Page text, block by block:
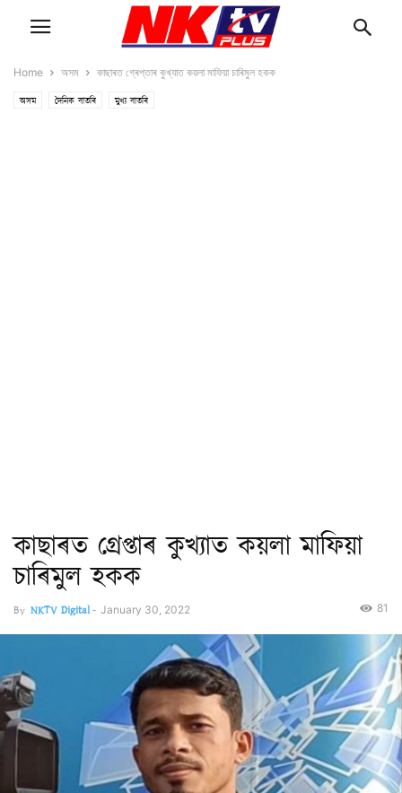
Home অসম কাছাৰত গ্ৰেপ্তাৰ কুখ্যাত কয়লা মাফিয়া চাৰিমুল হকক
অসম দৈনিক বাতৰি মুখ্য বাতৰি
কাছাৰত গ্ৰেপ্তাৰ কুখ্যাত কয়লা মাফিয়া
চাৰিমুল হকক
By NKTV Digital- January 30, 2022 81